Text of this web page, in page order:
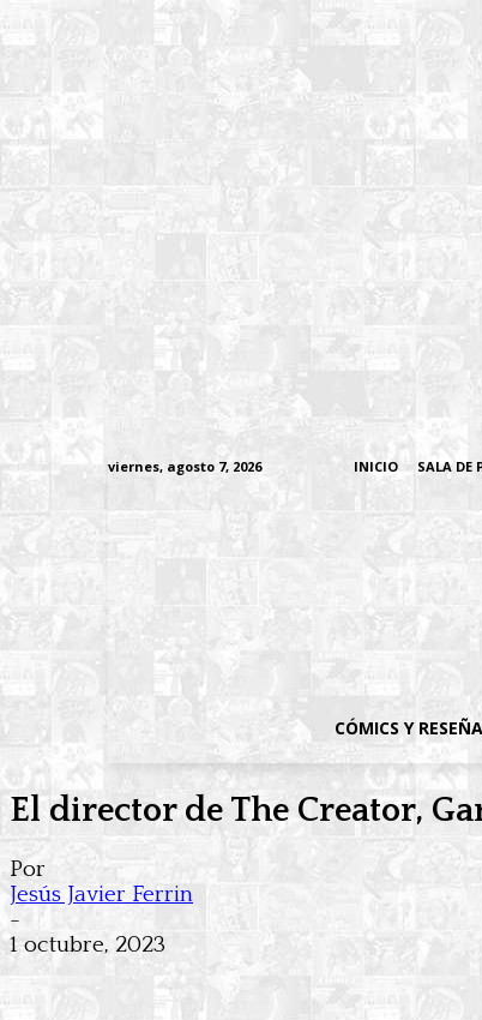
viernes, agosto 7, 2026 INICIO SALA DE
CÓMICS Y
El director de The Creator,
Por
Jesús Javier Ferrin
-
1 octubre, 2023